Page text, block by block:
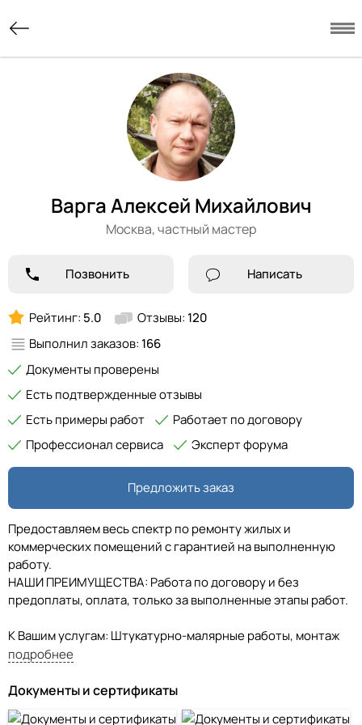
Варга Алексей Михайлович
Москва,частный мастер
Позвонить Написать
Рейтинг: 5.0 Отзывы: 120
Выполнил заказов: 166
Документы проверены
Есть подтвержденные отзывы
Есть примеры работ
Работает по договору
Профессионал сервиса
Эксперт форума
Предложить заказ
Предоставляем весь спектр по ремонту жилых и
коммерческих помещений с гарантией на выполненную
работу.
НАШИ ПРЕИМУЩЕСТВА: Работа по договору и без
предоплаты, оплата, только за выполненные этапы работ.
К Вашим услугам: Штукатурно-малярные работы, монтаж
ГКЛ, отделка потолков, оклейка и окраска стен обоями,
керамической плитки, керамогранита, паркетной доски и
ламината, укладка линолеума и ковролина в детских и
подробнее
Документы и сертификаты